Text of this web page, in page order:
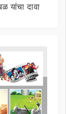
यांचा दावा